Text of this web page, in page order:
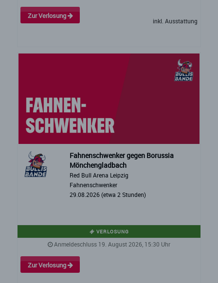
Zur Verlosung
inkl. Ausstattung
Fahnenschwenker gegen Borussia
Mönchengladbach
Red Bull Arena Leipzig
Fahnenschwenker
29.08.2026 (etwa 2 Stunden)
VERLOSUNG
Anmeldeschluss 19. August 2026, 15:30 Uhr
Zur Verlosung